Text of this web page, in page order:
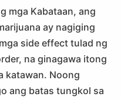
mga Kabataan, ang
ay nagiging
side effect tulad ng
na ginagawa itong
katawan. Noong
ang batas tungkol sa